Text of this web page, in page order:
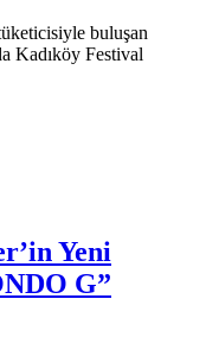
buluşan
Kadıköy Festival
Yeni
G”